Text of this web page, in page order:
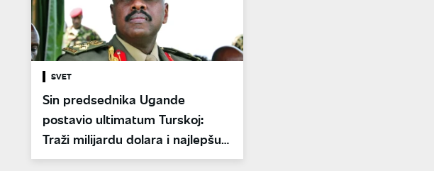
SVET
Sin predsednika Ugande
postavio ultimatum Turskoj:
Traži milijardu dolara i najlepšu
Turkinju za ženu